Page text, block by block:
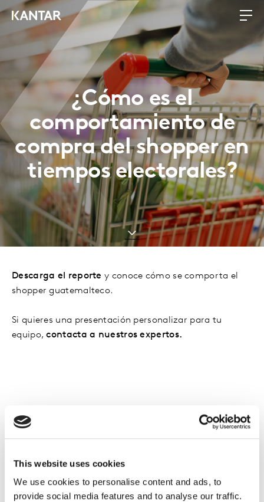
This website uses cookies
We use cookies to personalise content and ads, to
provide social media features and to analyse our traffic.
¿Cómo es el
comportamiento de
compra del shopper en
tiempos electorales?
Descarga el reporte y conoce cómo se comporta el
shopper guatemalteco.
Si quieres una presentación personalizar para tu
equipo,contacta a nuestros expertos.